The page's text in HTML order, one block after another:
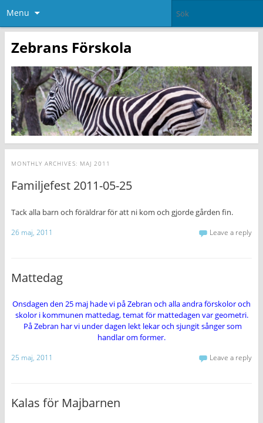
Menu
Zebrans Förskola
MONTHLY ARCHIVES: MAJ 2011
Familjefest 2011-05-25
Tack alla barn och föräldrar för att ni kom och gjorde gården fin.
26 maj, 2011 Leave a reply
Mattedag
Onsdagen den 25 maj hade vi på Zebran och alla andra förskolor och
skolor i kommunen mattedag, temat för mattedagen var geometri.
På Zebran har vi under dagen lekt lekar och sjungit sånger som
handlar om former.
25 maj, 2011 Leave a reply
Kalas för Majbarnen